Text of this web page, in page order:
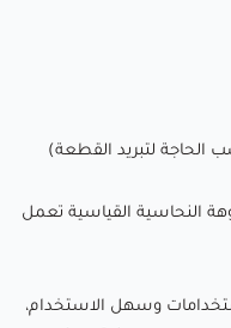
eSUN PETGخصائص
ولمعة نهائية جذابة،
من تطبيقات الطباعة
النحاسية القياسية تعمل
وسهل الاستخدام،